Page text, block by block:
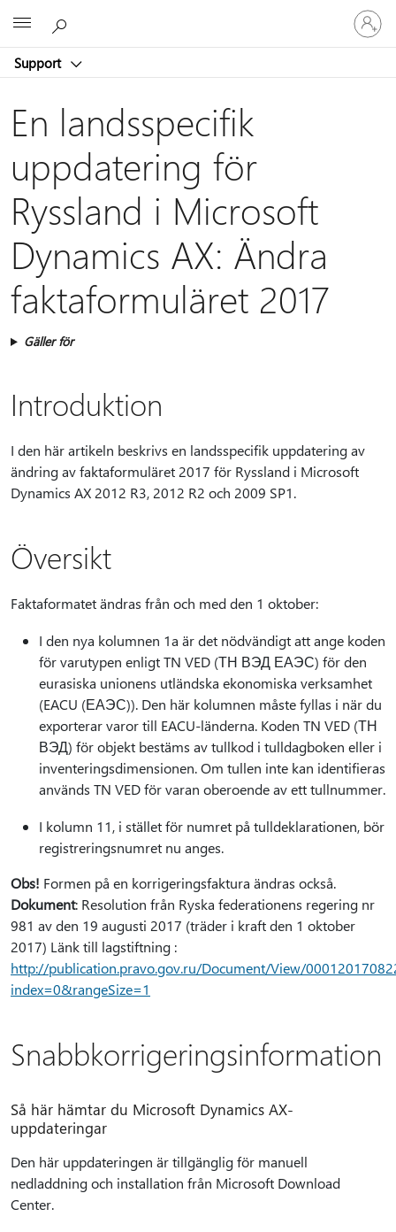
Support
Logga
in
på
konto
En landsspecifik
uppdatering för
Ryssland i Microsoft
Dynamics AX: Ändra
faktaformuläret 2017
Gäller för
Introduktion
I den här artikeln beskrivs en landsspecifik uppdatering av
ändring av faktaformuläret 2017 för Ryssland i Microsoft
Dynamics AX 2012 R3, 2012 R2 och 2009 SP1.
Översikt
Faktaformatet ändras från och med den 1 oktober:
I den nya kolumnen 1a är det nödvändigt att ange koden
för varutypen enligt TN VED (ТН ВЭД ЕАЭС) för den
eurasiska unionens utländska ekonomiska verksamhet
(EACU (ЕАЭС)). Den här kolumnen måste fyllas i när du
exporterar varor till EACU-länderna. Koden TN VED (ТН
ВЭД) för objekt bestäms av tullkod i tulldagboken eller i
inventeringsdimensionen. Om tullen inte kan identifieras
används TN VED för varan oberoende av ett tullnummer.
I kolumn 11, i stället för numret på tulldeklarationen, bör
registreringsnumret nu anges.
Obs! Formen på en korrigeringsfaktura ändras också.
Dokument: Resolution från Ryska federationens regering nr
981 av den 19 augusti 2017 (träder i kraft den 1 oktober
2017) Länk till lagstiftning :
http://publication.pravo.gov.ru/Document/View/
index=0&rangeSize=1
Snabbkorrigeringsinformation
Så här hämtar du Microsoft Dynamics AX-
uppdateringar
Den här uppdateringen är tillgänglig för manuell
nedladdning och installation från Microsoft Download
Center.